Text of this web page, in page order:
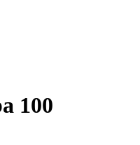
100